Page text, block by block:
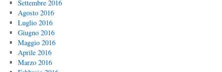
Settembre 2016
Agosto 2016
Luglio 2016
Giugno 2016
Maggio 2016
Aprile 2016
Marzo 2016